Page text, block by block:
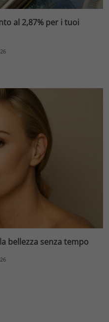
al 2,87% per i tuoi
bellezza senza tempo